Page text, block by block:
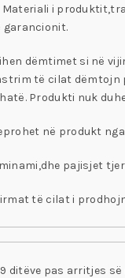
i
garancionit.
dëmtimet si në
të cilat
Produkti nuk
në produkt
pajisjet
të cilat i
ditëve pas arritjes